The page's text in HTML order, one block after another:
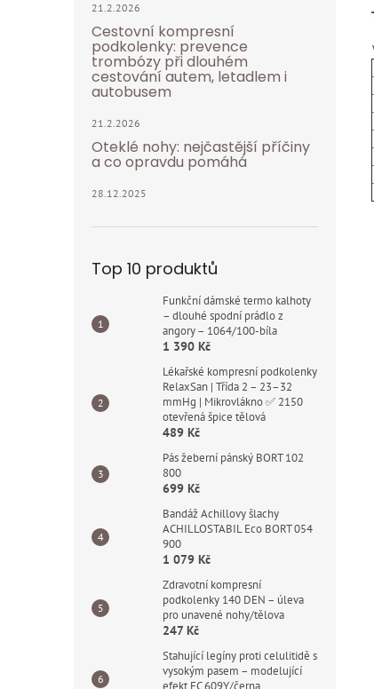
21.2.2026
Cestovní kompresní
podkolenky: prevence
trombózy při dlouhém
cestování autem, letadlem i
autobusem
21.2.2026
Oteklé nohy: nejčastější příčiny
a co opravdu pomáhá
28.12.2025
Top 10 produktů
Funkční dámské termo kalhoty
– dlouhé spodní prádlo z
angory – 1064/100-bíla
1 390 Kč
Lékařské kompresní podkolenky
RelaxSan | Třída 2 – 23–32
mmHg | Mikrovlákno ✅ 2150
otevřená špice tělová
489 Kč
Pás žeberní pánský BORT 102
800
699 Kč
Bandáž Achillovy šlachy
ACHILLOSTABIL Eco BORT 054
900
1 079 Kč
Zdravotní kompresní
podkolenky 140 DEN – úleva
pro unavené nohy/tělova
247 Kč
Stahující legíny proti celulitidě s
vysokým pasem – modelující
efekt FC 609Y/černa